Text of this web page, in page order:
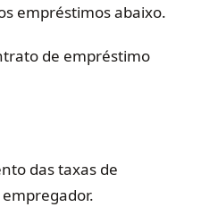
empréstimos abaixo.
de empréstimo
das taxas de